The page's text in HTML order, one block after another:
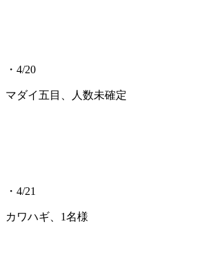
・4/20
マダイ五目、人数未確定
・4/21
カワハギ、1名様